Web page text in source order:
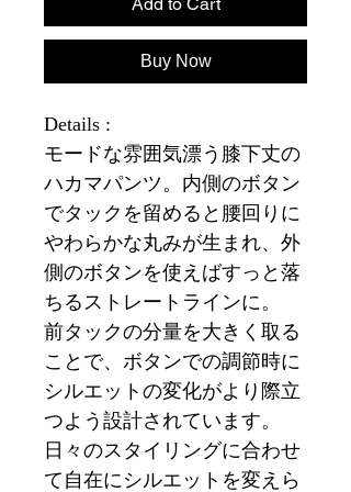
Buy Now
Details :
モードな雰囲気漂う膝下丈の
ハカマパンツ。内側のボタン
でタックを留めると腰回りに
やわらかな丸みが生まれ、外
側のボタンを使えばすっと落
ちるストレートラインに。
前タックの分量を大きく取る
ことで、ボタンでの調節時に
シルエットの変化がより際立
つよう設計されています。
日々のスタイリングに合わせ
て自在にシルエットを変えら